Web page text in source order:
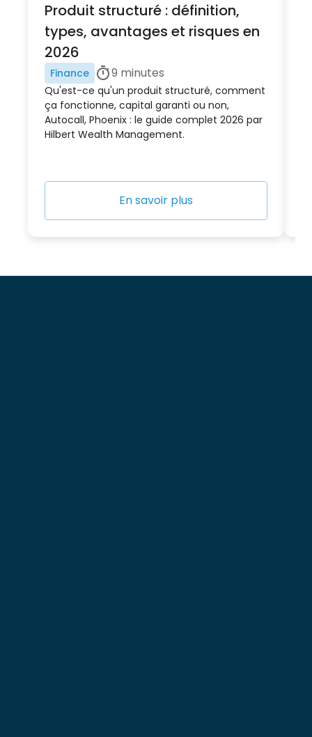
Produit structuré : définition,
types, avantages et risques en
2026
Finance 9 minutes
Qu'est-ce qu'un produit structuré, comment
ça fonctionne, capital garanti ou non,
Autocall, Phoenix : le guide complet 2026 par
Hilbert Wealth Management.
En savoir plus